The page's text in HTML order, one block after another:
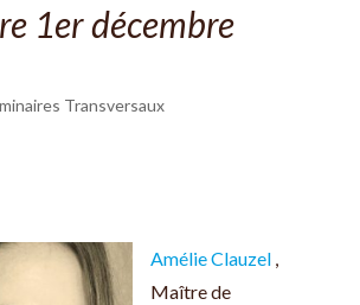
1er décembre
Transversaux
Amélie Clauzel ,
Maître de